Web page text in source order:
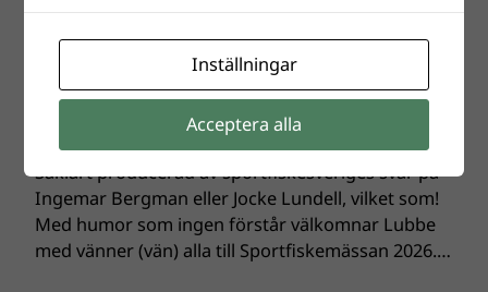
om du törs!
Lubbes inför Sportfiskemässanfilm – titta om du
törs! Välkommen till Sportfiskemässan på Elmia
13-15 mars 2026. Här är en fortsättning, en
fortsättning på förra årets “inför mässan film”.
Såklart producerad av sportfiskesveriges svar på
Ingemar Bergman eller Jocke Lundell, vilket som!
Med humor som ingen förstår välkomnar Lubbe
med vänner (vän) alla till Sportfiskemässan 2026.…
Inställningar
Acceptera alla